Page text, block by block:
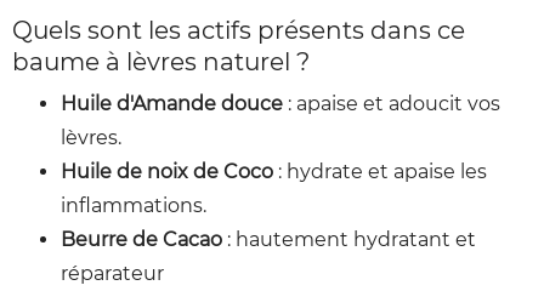
Quels sont les actifs présents dans ce
baume à lèvres naturel ?
Huile d'Amande douce : apaise et adoucit vos
lèvres.
Huile de noix de Coco : hydrate et apaise les
inflammations.
Beurre de Cacao : hautement hydratant et
réparateur